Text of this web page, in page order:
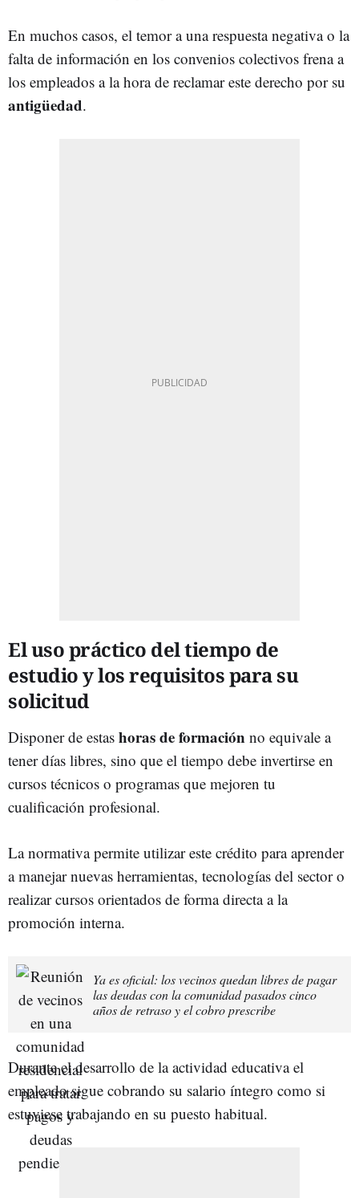
En muchos casos, el temor a una respuesta negativa o la
falta de información en los convenios colectivos frena a
los empleados a la hora de reclamar este derecho por su
antigüedad.
El uso práctico del tiempo de
estudio y los requisitos para su
solicitud
Disponer de estas horas de formación no equivale a
tener días libres, sino que el tiempo debe invertirse en
cursos técnicos o programas que mejoren tu
cualificación profesional.
La normativa permite utilizar este crédito para aprender
a manejar nuevas herramientas, tecnologías del sector o
realizar cursos orientados de forma directa a la
promoción interna.
Ya es oficial: los vecinos quedan libres de pagar
las deudas con la comunidad pasados cinco
años de retraso y el cobro prescribe
Durante el desarrollo de la actividad educativa el
empleado sigue cobrando su salario íntegro como si
estuviese trabajando en su puesto habitual.